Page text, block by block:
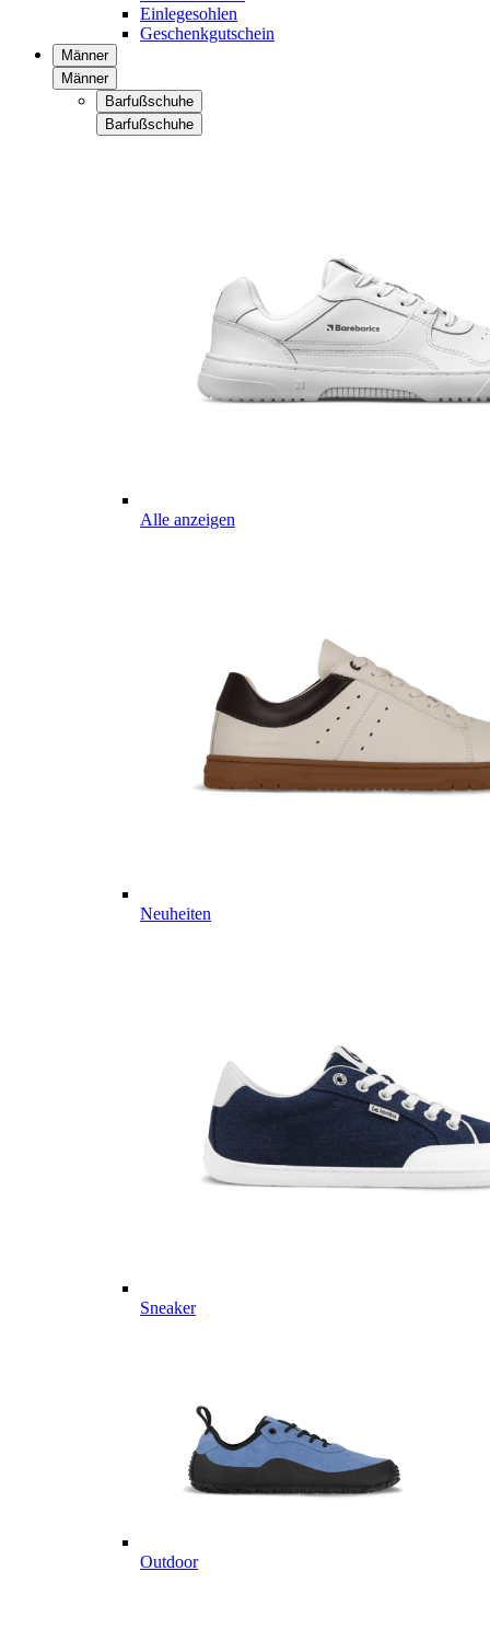
Einlegesohlen
Geschenkgutschein
Männer
Männer
Barfußschuhe
Barfußschuhe
Alle anzeigen
Neuheiten
Sneaker
Outdoor